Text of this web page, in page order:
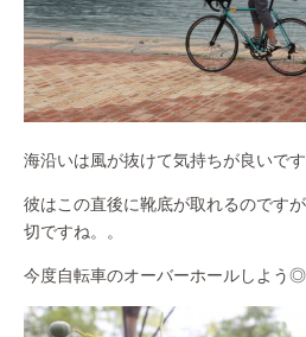
海沿いは風が抜けて気持ちが良いで
彼はこの直後に靴底が取れるのです
切ですね。。
今度自転車のオーバーホールしよう◎